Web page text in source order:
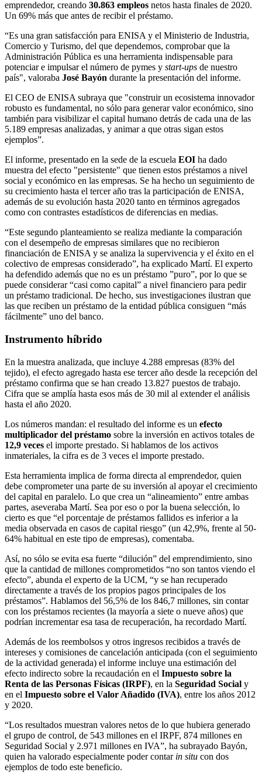
emprendedor, creando 30.863 empleos netos hasta finales de 2020.
Un 69% más que antes de recibir el préstamo.
“Es una gran satisfacción para ENISA y el Ministerio de Industria,
Comercio y Turismo, del que dependemos, comprobar que la
Administración Pública es una herramienta indispensable para
potenciar e impulsar el número de pymes y start-ups de nuestro
país", valoraba José Bayón durante la presentación del informe.
El CEO de ENISA subraya que "construir un ecosistema innovador
robusto es fundamental, no sólo para generar valor económico, sino
también para visibilizar el capital humano detrás de cada una de las
5.189 empresas analizadas, y animar a que otras sigan estos
ejemplos”.
El informe, presentado en la sede de la escuela EOI ha dado
muestra del efecto "persistente" que tienen estos préstamos a nivel
social y económico en las empresas. Se ha hecho un seguimiento de
su crecimiento hasta el tercer año tras la participación de ENISA,
además de su evolución hasta 2020 tanto en términos agregados
como con contrastes estadísticos de diferencias en medias.
“Este segundo planteamiento se realiza mediante la comparación
con el desempeño de empresas similares que no recibieron
financiación de ENISA y se analiza la supervivencia y el éxito en el
colectivo de empresas considerado”, ha explicado Martí. El experto
ha defendido además que no es un préstamo ”puro”, por lo que se
puede considerar “casi como capital” a nivel financiero para pedir
un préstamo tradicional. De hecho, sus investigaciones ilustran que
las que reciben un préstamo de la entidad pública consiguen “más
fácilmente” uno del banco.
Instrumento híbrido
En la muestra analizada, que incluye 4.288 empresas (83% del
tejido), el efecto agregado hasta ese tercer año desde la recepción del
préstamo confirma que se han creado 13.827 puestos de trabajo.
Cifra que se amplía hasta esos más de 30 mil al extender el análisis
hasta el año 2020.
Los números mandan: el resultado del informe es un efecto
multiplicador del préstamo sobre la inversión en activos totales de
12,9 veces el importe prestado. Si hablamos de los activos
inmateriales, la cifra es de 3 veces el importe prestado.
Esta herramienta implica de forma directa al emprendedor, quien
debe comprometer una parte de su inversión al apoyar el crecimiento
del capital en paralelo. Lo que crea un “alineamiento” entre ambas
partes, aseveraba Martí. Sea por eso o por la buena selección, lo
cierto es que “el porcentaje de préstamos fallidos es inferior a la
media observada en casos de capital riesgo” (un 42,9%, frente al 50-
64% habitual en este tipo de empresas), comentaba.
Así, no sólo se evita esa fuerte “dilución” del emprendimiento, sino
que la cantidad de millones comprometidos “no son tantos viendo el
efecto”, abunda el experto de la UCM, “y se han recuperado
directamente a través de los propios pagos principales de los
préstamos”. Hablamos del 56,5% de los 846,7 millones, sin contar
con los préstamos recientes (la mayoría a siete o nueve años) que
podrían incrementar esa tasa de recuperación, ha recordado Martí.
Además de los reembolsos y otros ingresos recibidos a través de
intereses y comisiones de cancelación anticipada (con el seguimiento
de la actividad generada) el informe incluye una estimación del
efecto indirecto sobre la recaudación en el Impuesto sobre la
Renta de las Personas Físicas (IRPF), en la Seguridad Social y
en el Impuesto sobre el Valor Añadido (IVA), entre los años 2012
y 2020.
“Los resultados muestran valores netos de lo que hubiera generado
el grupo de control, de 543 millones en el IRPF, 874 millones en
Seguridad Social y 2.971 millones en IVA”, ha subrayado Bayón,
quien ha valorado especialmente poder contar in situ con dos
ejemplos de todo este beneficio.